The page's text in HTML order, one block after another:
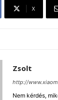
X
Zsolt
http://
Nem kérdés,